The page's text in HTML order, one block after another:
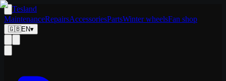
Tesland
MaintenanceRepairsAccessoriesPartsWinter wheelsFan shop
🇬🇧EN▾